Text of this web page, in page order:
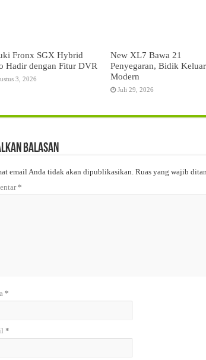
Fronx SGX Hybrid
Hadir dengan Fitur DVR
3, 2026
New XL7 Bawa 21
Penyegaran, Bidik
Modern
Juli 29, 2026
Balasan
email Anda tidak akan dipublikasikan. Ruas yang wajib
*
*
*